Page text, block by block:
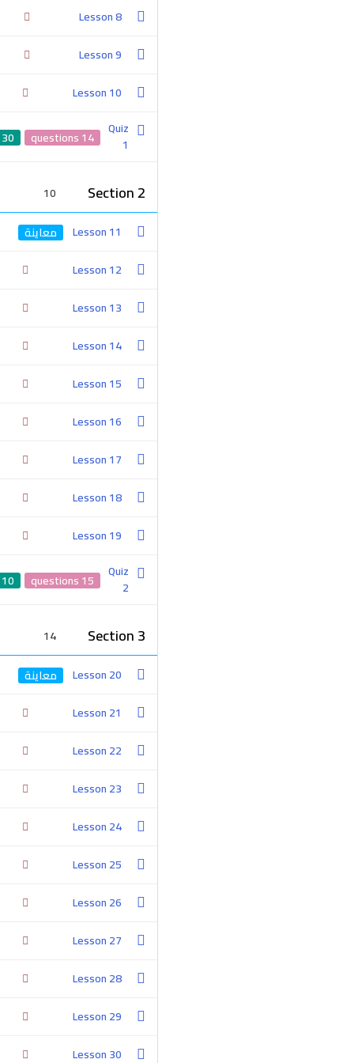
Lesson 8
Lesson 9
Lesson 10
Quiz
1
14 questions
30 min
Section 2
10
Lesson 11
Lesson 12
Lesson 13
Lesson 14
Lesson 15
Lesson 16
Lesson 17
Lesson 18
Lesson 19
Quiz
2
15 questions
10 min
Section 3
14
Lesson 20
Lesson 21
Lesson 22
Lesson 23
Lesson 24
Lesson 25
Lesson 26
Lesson 27
Lesson 28
Lesson 29
Lesson 30
معاً نحوا النجاح.
الجمهور المستهدف. عندما تسأل عن شركة تسويق إلكتروني مصرية